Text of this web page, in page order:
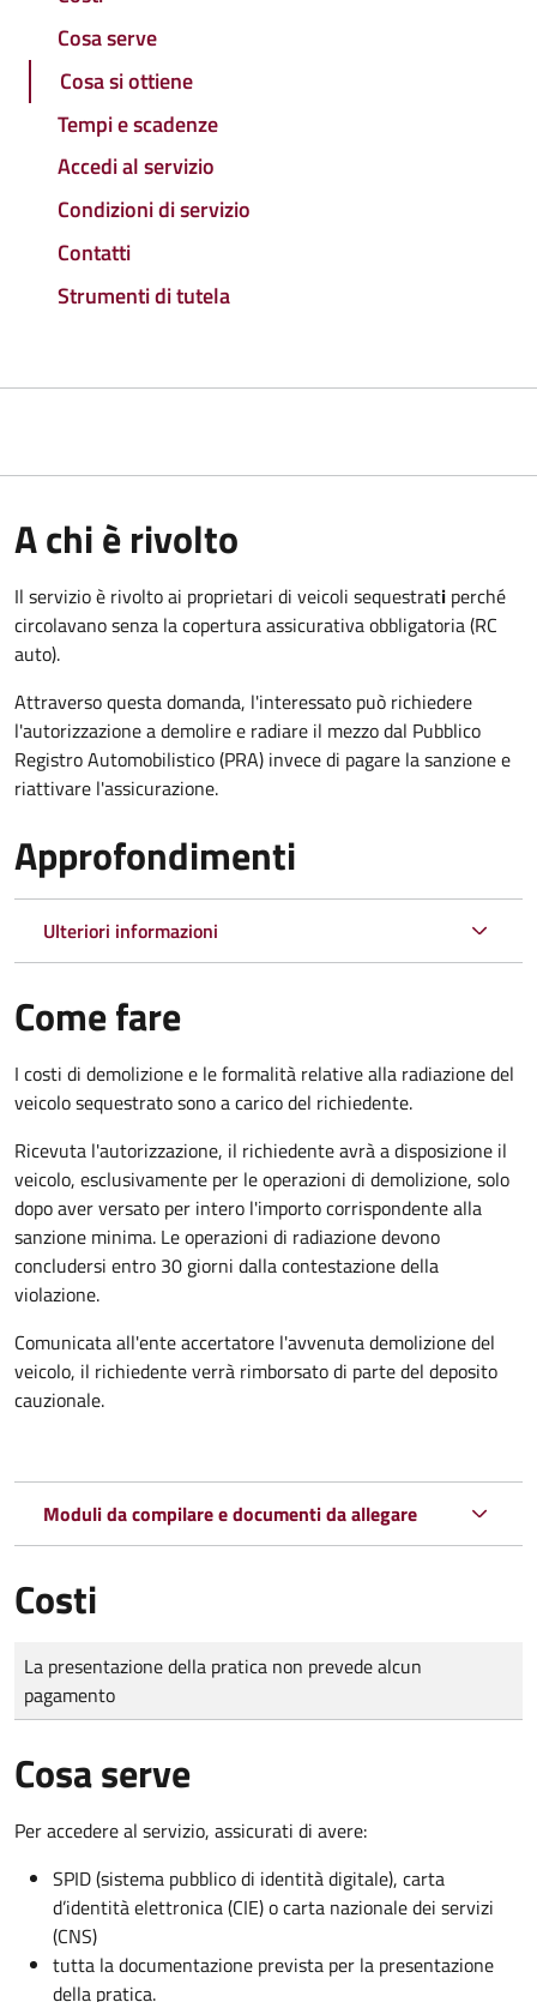
Cosa serve
Cosa si ottiene
Tempi e scadenze
Accedi al servizio
Condizioni di servizio
Contatti
Strumenti di tutela
A chi è rivolto
Il servizio è rivolto ai proprietari di veicoli sequestrati perché
circolavano senza la copertura assicurativa obbligatoria (RC
auto).
Attraverso questa domanda, l'interessato può richiedere
l'autorizzazione a demolire e radiare il mezzo dal Pubblico
Registro Automobilistico (PRA) invece di pagare la sanzione e
riattivare l'assicurazione.
Approfondimenti
Ulteriori informazioni
Come fare
I costi di demolizione e le formalità relative alla radiazione del
veicolo sequestrato sono a carico del richiedente.
Ricevuta l'autorizzazione, il richiedente avrà a disposizione il
veicolo, esclusivamente per le operazioni di demolizione, solo
dopo aver versato per intero l'importo corrispondente alla
sanzione minima. Le operazioni di radiazione devono
concludersi entro 30 giorni dalla contestazione della
violazione.
Comunicata all'ente accertatore l'avvenuta demolizione del
veicolo, il richiedente verrà rimborsato di parte del deposito
cauzionale.
Moduli da compilare e documenti da allegare
Costi
Tipo di pagamento
Importo
La presentazione della pratica non prevede alcun
pagamento
Cosa serve
Per accedere al servizio, assicurati di avere:
SPID (sistema pubblico di identità digitale), carta
d’identità elettronica (CIE) o carta nazionale dei servizi
(CNS)
tutta la documentazione prevista per la presentazione
della pratica.